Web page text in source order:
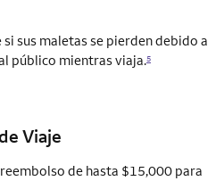
sus maletas se pierden debido a
público mientras viaja.5
Viaje
de hasta $15,000 para